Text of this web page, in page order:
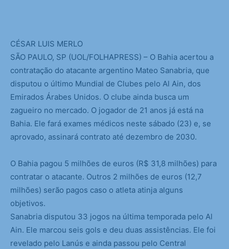
CÉSAR LUIS MERLO
SÃO PAULO, SP (UOL/FOLHAPRESS) – O Bahia acertou a
contratação do atacante argentino Mateo Sanabria, que
disputou o último Mundial de Clubes pelo Al Ain, dos
Emirados Árabes Unidos. O clube ainda busca um
zagueiro no mercado. O jogador de 21 anos já está na
Bahia. Ele fará exames médicos neste sábado (23) e, se
aprovado, assinará contrato até dezembro de 2030.
O Bahia pagou 5 milhões de euros (R$ 31,8 milhões) para
contratar o atacante. Outros 2 milhões de euros (12,7
milhões) serão pagos caso o atleta atinja alguns
objetivos.
Sanabria disputou 33 jogos na última temporada pelo Al
Ain. Ele marcou seis gols e deu duas assistências. Ele foi
revelado pelo Lanús e ainda passou pelo Central